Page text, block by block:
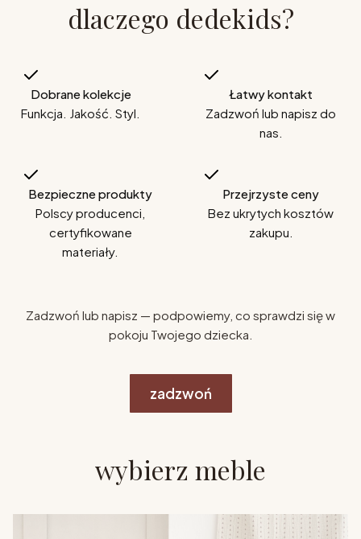
dlaczego dedekids?
Dobrane kolekcje
Funkcja. Jakość. Styl.
Łatwy kontakt
Zadzwoń lub napisz do
nas.
Bezpieczne produkty
Polscy producenci,
certyfikowane
materiały.
Przejrzyste ceny
Bez ukrytych kosztów
zakupu.
Zadzwoń lub napisz — podpowiemy, co sprawdzi się w
pokoju Twojego dziecka.
zadzwoń
wybierz meble